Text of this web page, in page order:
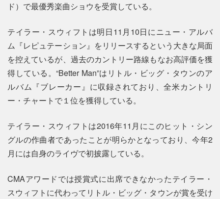
ド）で最優秀楽曲ショウを受賞している。
テイラー・スウィフトは明日11月10日にニュー・アルバ
ム『レピュテーション』をリリースするという大きな局面
を控えているが、過去のカントリー路線もなお高評価を獲
得している。“Better Man”はリトル・ビッグ・タウンのア
ルバム『ブレーカー』に収録されており、全米カントリ
ー・チャートで１位を獲得している。
テイラー・スウィフトは2016年11月にこのヒット・シン
グルの作曲者であったことが明らかとなっており、今年2
月には自身のライヴで初披露している。
CMAアワードでは授賞式に出席できなかったテイラー・
スウィフトに代わってリトル・ビッグ・タウンが賞を受け